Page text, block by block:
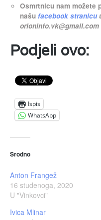
Osmrtnicu nam možete
našu facebook stranicu
orioninfo.vk@gmail.com
Podjeli ovo:
Ispis
WhatsApp
Srodno
Anton Frangež
16 studenoga, 2020
U "Vinkovci"
Ivica Mlinar